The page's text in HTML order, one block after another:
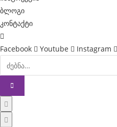
u
s
e
s
f
ბლოგი
კონტაქტი
Facebook Youtube Instagram